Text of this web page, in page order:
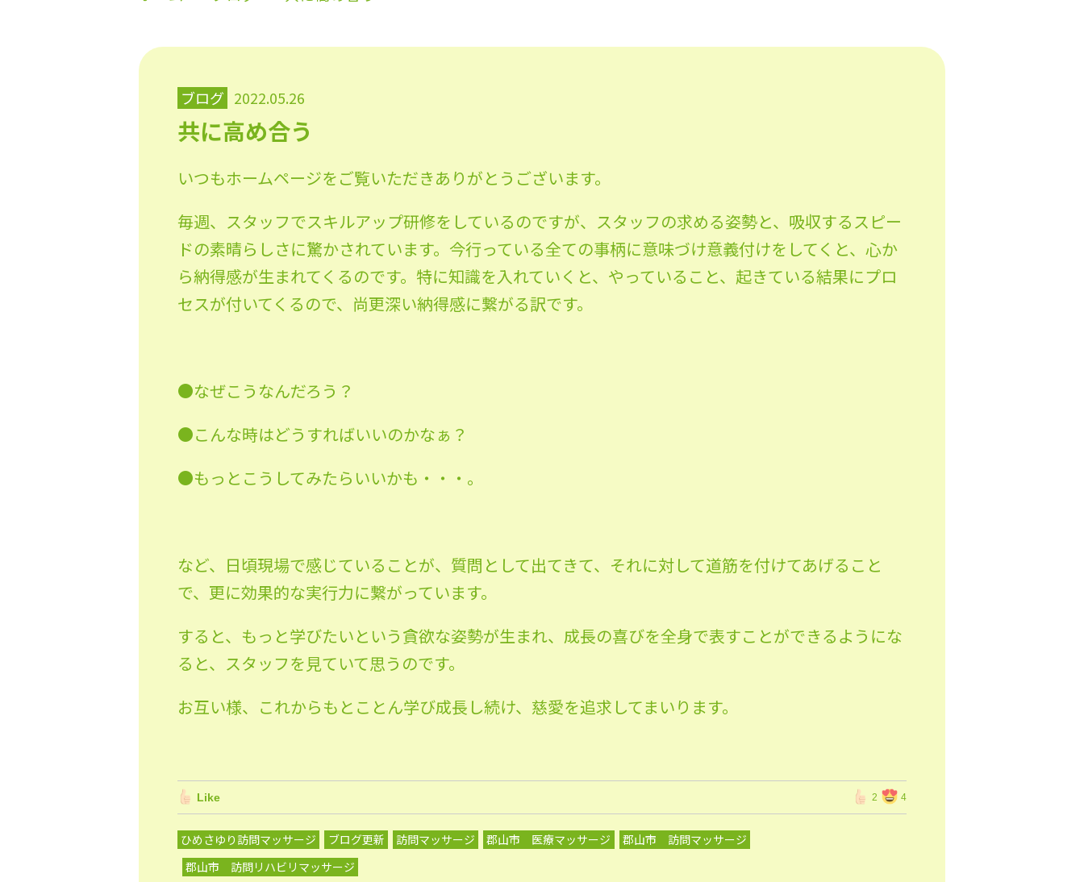
ブログ 2022.05.26
共に高め合う
いつもホームページをご覧いただきありがとうございます。
毎週、スタッフでスキルアップ研修をしているのですが、スタッフの求める姿勢と、吸収するスピー
ドの素晴らしさに驚かされています。今行っている全ての事柄に意味づけ意義付けをしてくと、心か
ら納得感が生まれてくるのです。特に知識を入れていくと、やっていること、起きている結果にプロ
セスが付いてくるので、尚更深い納得感に繋がる訳です。
●なぜこうなんだろう？
●こんな時はどうすればいいのかなぁ？
●もっとこうしてみたらいいかも・・・。
など、日頃現場で感じていることが、質問として出てきて、それに対して道筋を付けてあげること
で、更に効果的な実行力に繋がっています。
すると、もっと学びたいという貪欲な姿勢が生まれ、成長の喜びを全身で表すことができるようにな
ると、スタッフを見ていて思うのです。
お互い様、これからもとことん学び成長し続け、慈愛を追求してまいります。
Like 2 4
ひめさゆり訪問マッサージ ブログ更新 訪問マッサージ 郡山市 医療マッサージ
郡山市 訪問マッサージ
郡山市 訪問リハビリマッサージ